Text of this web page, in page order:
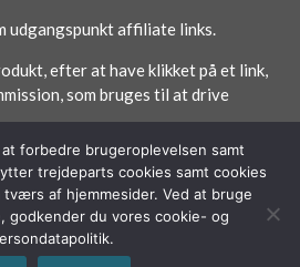
udgangspunkt affiliate links.
efter at have klikket på et link,
som bruges til at drive
/ Kontakt Betingelser
forbedre brugeroplevelsen samt
trejdeparts cookies samt cookies
af hjemmesider. Ved at bruge
godkender du vores cookie- og